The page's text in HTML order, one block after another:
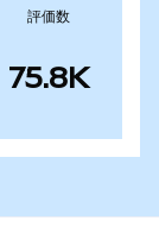
評価数
75.8K